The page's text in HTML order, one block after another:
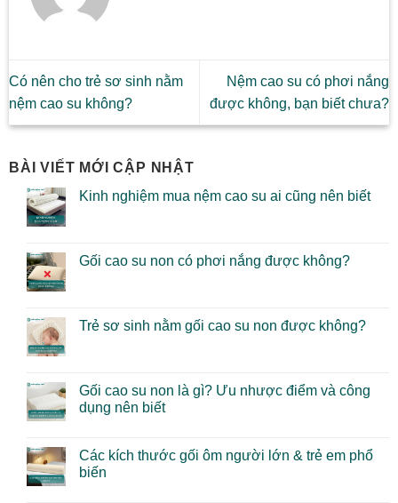
Có nên cho trẻ sơ sinh nằm
nệm cao su không?
Nệm cao su có phơi nắng
được không, bạn biết chưa?
BÀI VIẾT MỚI CẬP NHẬT
Kinh nghiệm mua nệm cao su ai cũng nên biết
Gối cao su non có phơi nắng được không?
Trẻ sơ sinh nằm gối cao su non được không?
Gối cao su non là gì? Ưu nhược điểm và công
dụng nên biết
Các kích thước gối ôm người lớn & trẻ em phổ
biến